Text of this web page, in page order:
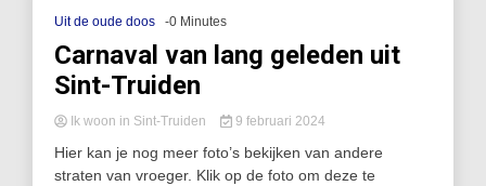
Uit de oude doos -0 Minutes
Carnaval van lang geleden uit
Sint-Truiden
Ik woon in Sint-Truiden 9 februari 2024
Hier kan je nog meer foto’s bekijken van andere
straten van vroeger. Klik op de foto om deze te